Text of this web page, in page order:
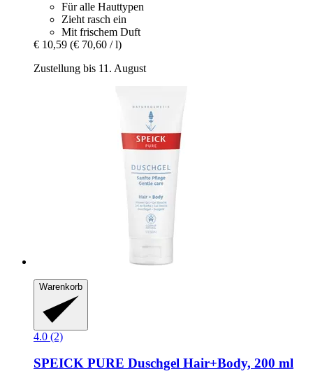
Für alle Hauttypen
Zieht rasch ein
Mit frischem Duft
€ 10,59 (€ 70,60 / l)
Zustellung bis 11. August
Warenkorb
4.0 (2)
SPEICK PURE Duschgel Hair+Body, 200 ml